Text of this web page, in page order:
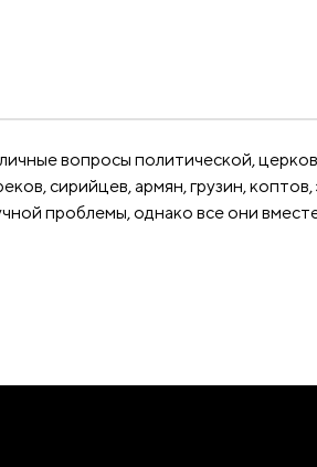
вопросы политической,
сирийцев, армян, грузин,
проблемы, однако все они